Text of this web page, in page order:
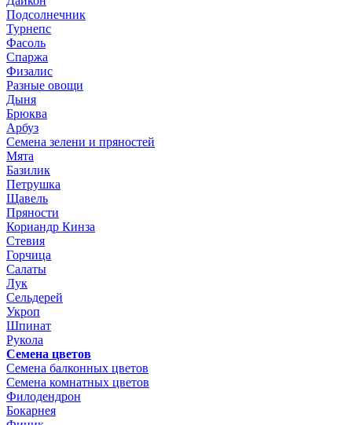
Подсолнечник
Турнепс
Фасоль
Спаржа
Физалис
Разные овощи
Дыня
Брюква
Арбуз
Семена зелени и пряностей
Мята
Базилик
Петрушка
Щавель
Пряности
Кориандр Кинза
Стевия
Горчица
Салаты
Лук
Сельдерей
Укроп
Шпинат
Рукола
Семена цветов
Семена балконных цветов
Семена комнатных цветов
Филодендрон
Бокарнея